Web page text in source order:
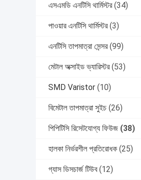
এসএমডি এনটিসি থার্মিস্টর (34)
পাওয়ার এনটিসি থার্মিস্টর (3)
এনটিসি তাপমাত্রা সেন্সর (99)
মেটাল অক্সাইড ভ্যারিস্টর (53)
SMD Varistor (10)
বিমেটাল তাপমাত্রা সুইচ (26)
পিপিটিসি রিসেটযোগ্য ফিউজ (38)
হালকা নির্ভরশীল প্রতিরোধক (25)
গ্যাস ডিসচার্জ টিউব (12)